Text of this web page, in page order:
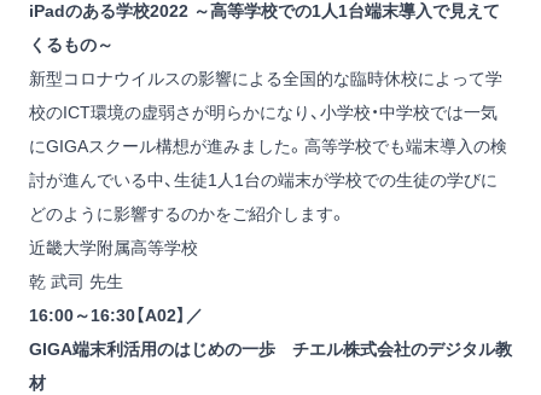
iPadのある学校2022 ～高等学校での1人1台端末導入で見えて
くるもの～
新型コロナウイルスの影響による全国的な臨時休校によって学
校のICT環境の虚弱さが明らかになり、小学校・中学校では一気
にGIGAスクール構想が進みました。高等学校でも端末導入の検
討が進んでいる中、生徒1人1台の端末が学校での生徒の学びに
どのように影響するのかをご紹介します。
近畿大学附属高等学校
乾 武司 先生
16:00～16:30【A02】／
GIGA端末利活用のはじめの一歩 チエル株式会社のデジタル教
材